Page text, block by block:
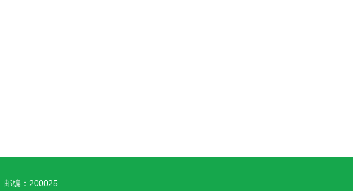
邮编：200025